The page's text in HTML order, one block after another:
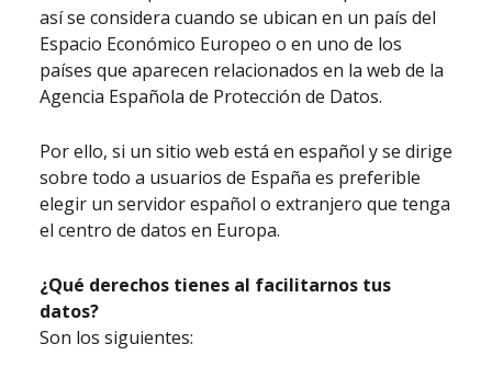
así se considera cuando se ubican en un país del
Espacio Económico Europeo o en uno de los
países que aparecen relacionados en la web de la
Agencia Española de Protección de Datos.
Por ello, si un sitio web está en español y se dirige
sobre todo a usuarios de España es preferible
elegir un servidor español o extranjero que tenga
el centro de datos en Europa.
¿Qué derechos tienes al facilitarnos tus
datos?
Son los siguientes: